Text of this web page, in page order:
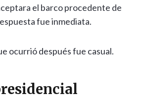
el barco procedente de
fue inmediata.
ocurrió después fue casual.